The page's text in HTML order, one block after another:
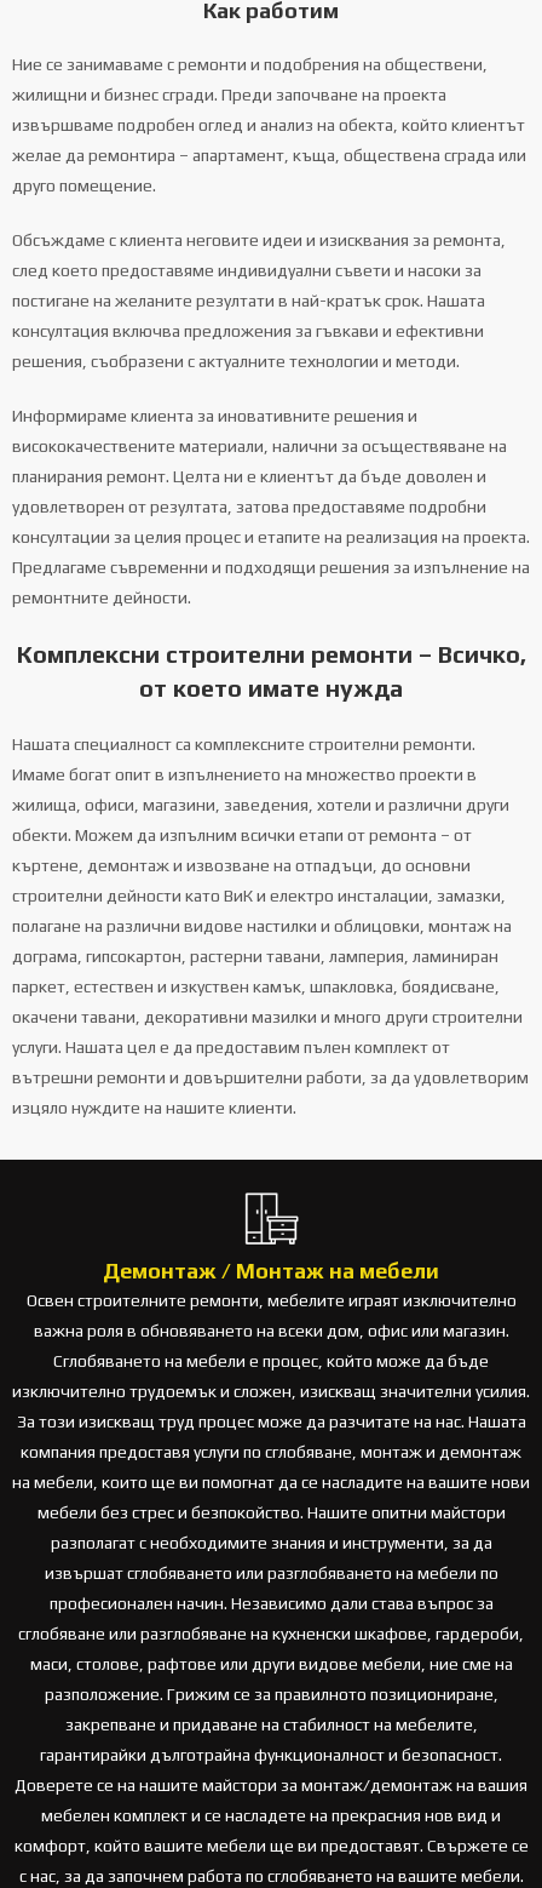
Как работим
Ние се занимаваме с ремонти и подобрения на обществени,
жилищни и бизнес сгради. Преди започване на проекта
извършваме подробен оглед и анализ на обекта, който клиентът
желае да ремонтира – апартамент, къща, обществена сграда или
друго помещение.
Обсъждаме с клиента неговите идеи и изисквания за ремонта,
след което предоставяме индивидуални съвети и насоки за
постигане на желаните резултати в най-кратък срок. Нашата
консултация включва предложения за гъвкави и ефективни
решения, съобразени с актуалните технологии и методи.
Информираме клиента за иновативните решения и
висококачествените материали, налични за осъществяване на
планирания ремонт. Целта ни е клиентът да бъде доволен и
удовлетворен от резултата, затова предоставяме подробни
консултации за целия процес и етапите на реализация на проекта.
Предлагаме съвременни и подходящи решения за изпълнение на
ремонтните дейности.
Комплексни строителни ремонти – Всичко,
от което имате нужда
Нашата специалност са комплексните строителни ремонти.
Имаме богат опит в изпълнението на множество проекти в
жилища, офиси, магазини, заведения, хотели и различни други
обекти. Можем да изпълним всички етапи от ремонта – от
къртене, демонтаж и извозване на отпадъци, до основни
строителни дейности като ВиК и електро инсталации, замазки,
полагане на различни видове настилки и облицовки, монтаж на
дограма, гипсокартон, растерни тавани, ламперия, ламиниран
паркет, естествен и изкуствен камък, шпакловка, боядисване,
окачени тавани, декоративни мазилки и много други строителни
услуги. Нашата цел е да предоставим пълен комплект от
вътрешни ремонти и довършителни работи, за да удовлетворим
изцяло нуждите на нашите клиенти.
Демонтаж / Монтаж на мебели
Освен строителните ремонти, мебелите играят изключително
важна роля в обновяването на всеки дом, офис или магазин.
Сглобяването на мебели е процес, който може да бъде
изключително трудоемък и сложен, изискващ значителни усилия.
За този изискващ труд процес може да разчитате на нас. Нашата
компания предоставя услуги по сглобяване, монтаж и демонтаж
на мебели, които ще ви помогнат да се насладите на вашите нови
мебели без стрес и безпокойство. Нашите опитни майстори
разполагат с необходимите знания и инструменти, за да
извършат сглобяването или разглобяването на мебели по
професионален начин. Независимо дали става въпрос за
сглобяване или разглобяване на кухненски шкафове, гардероби,
маси, столове, рафтове или други видове мебели, ние сме на
разположение. Грижим се за правилното позициониране,
закрепване и придаване на стабилност на мебелите,
гарантирайки дълготрайна функционалност и безопасност.
Доверете се на нашите майстори за монтаж/демонтаж на вашия
мебелен комплект и се насладете на прекрасния нов вид и
комфорт, който вашите мебели ще ви предоставят. Свържете се
с нас, за да започнем работа по сглобяването на вашите мебели.